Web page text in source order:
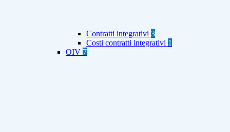
Contratti integrativi 3
Costi contratti integrativi 1
OIV 7